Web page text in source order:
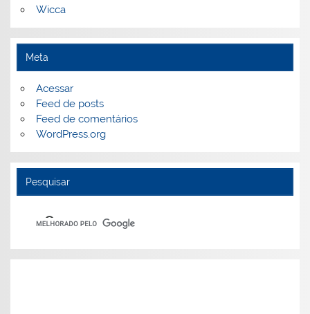
Wicca
Meta
Acessar
Feed de posts
Feed de comentários
WordPress.org
Pesquisar